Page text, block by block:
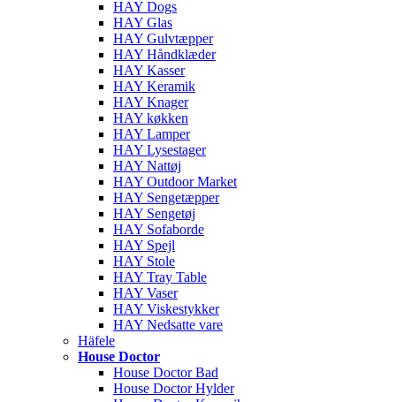
HAY Dogs
HAY Glas
HAY Gulvtæpper
HAY Håndklæder
HAY Kasser
HAY Keramik
HAY Knager
HAY køkken
HAY Lamper
HAY Lysestager
HAY Nattøj
HAY Outdoor Market
HAY Sengetæpper
HAY Sengetøj
HAY Sofaborde
HAY Spejl
HAY Stole
HAY Tray Table
HAY Vaser
HAY Viskestykker
HAY Nedsatte vare
Häfele
House Doctor
House Doctor Bad
House Doctor Hylder